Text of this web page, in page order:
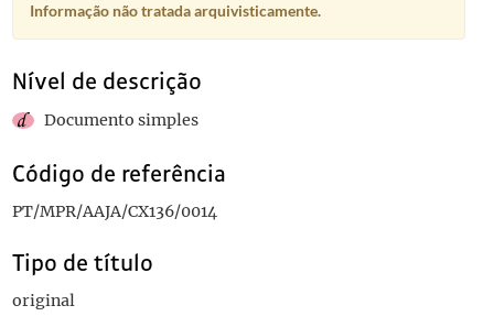
Informação não tratada arquivisticamente.
Nível de descrição
Documento simples
Código de referência
PT/MPR/AAJA/CX136/0014
Tipo de título
original